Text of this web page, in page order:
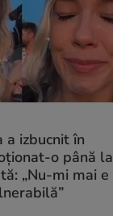
a izbucnit în
o până la
„Nu-mi mai e